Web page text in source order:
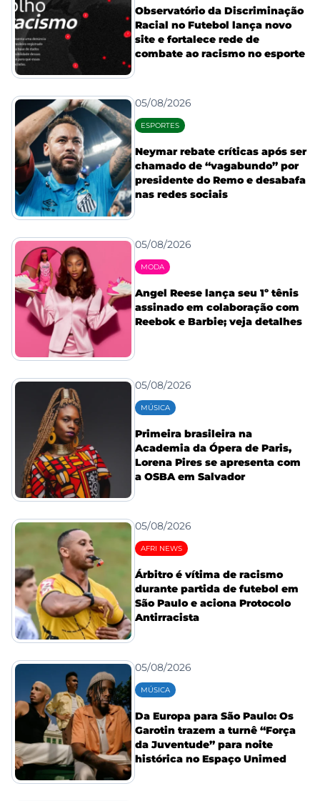
Observatório da Discriminação
Racial no Futebol lança novo
site e fortalece rede de
combate ao racismo no esporte
05/08/2026
ESPORTES
Neymar rebate críticas após ser
chamado de “vagabundo” por
presidente do Remo e desabafa
nas redes sociais
05/08/2026
MODA
Angel Reese lança seu 1º tênis
assinado em colaboração com
Reebok e Barbie; veja detalhes
05/08/2026
MÚSICA
Primeira brasileira na
Academia da Ópera de Paris,
Lorena Pires se apresenta com
a OSBA em Salvador
05/08/2026
AFRI NEWS
Árbitro é vítima de racismo
durante partida de futebol em
São Paulo e aciona Protocolo
Antirracista
05/08/2026
MÚSICA
Da Europa para São Paulo: Os
Garotin trazem a turnê “Força
da Juventude” para noite
histórica no Espaço Unimed